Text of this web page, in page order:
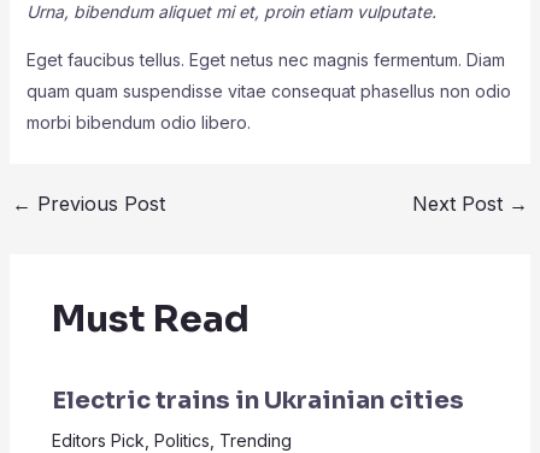
Urna, bibendum aliquet mi et, proin etiam vulputate.
Eget faucibus tellus. Eget netus nec magnis fermentum. Diam
quam quam suspendisse vitae consequat phasellus non odio
morbi bibendum odio libero.
← Previous Post Next Post →
Must Read
Electric trains in Ukrainian cities
Editors Pick, Politics, Trending